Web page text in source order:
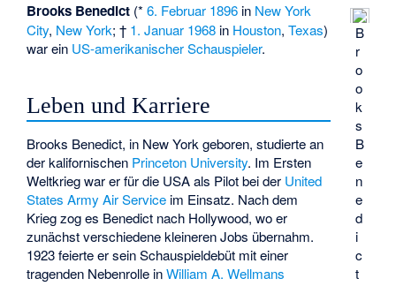
B
r
o
o
k
s
B
e
n
e
d
i
c
t
Brooks Benedict (*6. Februar 1896 in New York
City, New York; † 1. Januar 1968 in Houston,Texas)
war ein US-amerikanischer Schauspieler.
Leben und Karriere
Brooks Benedict, in New York geboren, studierte an
der kalifornischen Princeton University. Im Ersten
Weltkrieg war er für die USA als Pilot bei der United
States Army Air Service im Einsatz. Nach dem
Krieg zog es Benedict nach Hollywood, wo er
zunächst verschiedene kleineren Jobs übernahm.
1923 feierte er sein Schauspieldebüt mit einer
tragenden Nebenrolle inWilliam A. Wellmans